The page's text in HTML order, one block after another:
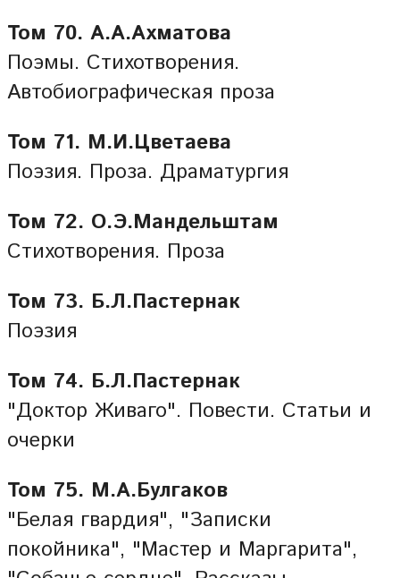
Том 70. А.А.Ахматова
Поэмы. Стихотворения.
Автобиографическая проза
Том 71. М.И.Цветаева
Поэзия. Проза. Драматургия
Том 72. О.Э.Мандельштам
Стихотворения. Проза
Том 73. Б.Л.Пастернак
Поэзия
Том 74. Б.Л.Пастернак
"Доктор Живаго". Повести. Статьи и
очерки
Том 75. М.А.Булгаков
"Белая гвардия", "Записки
покойника", "Мастер и Маргарита",